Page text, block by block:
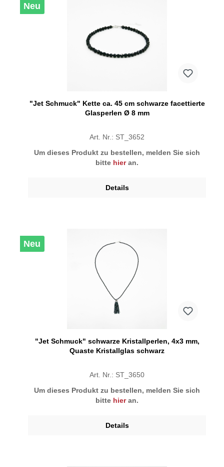
Neu
"Jet Schmuck" Kette ca. 45 cm schwarze facettierte
Glasperlen Ø 8 mm
Art. Nr.: ST_3652
Um dieses Produkt zu bestellen, melden Sie sich
bitte hieran.
Details
Neu
"Jet Schmuck" schwarze Kristallperlen, 4x3 mm,
Quaste Kristallglas schwarz
Art. Nr.: ST_3650
Um dieses Produkt zu bestellen, melden Sie sich
bitte hieran.
Details